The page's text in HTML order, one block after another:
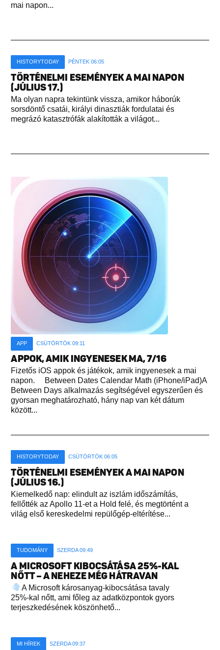
mai napon...
HISTORYTODAY PÉNTEK 06:05
TÖRTÉNELMI ESEMÉNYEK A MAI NAPON
(JÚLIUS 17.)
Ma olyan napra tekintünk vissza, amikor háborúk
sorsdöntő csatái, királyi dinasztiák fordulatai és
megrázó katasztrófák alakították a világot...
APP CSÜTÖRTÖK 09:11
APPOK, AMIK INGYENESEK MA, 7/16
Fizetős iOS appok és játékok, amik ingyenesek a mai
napon. Between Dates Calendar Math (iPhone/iPad)A
Between Days alkalmazás segítségével egyszerűen és
gyorsan meghatározható, hány nap van két dátum
között...
HISTORYTODAY CSÜTÖRTÖK 06:05
TÖRTÉNELMI ESEMÉNYEK A MAI NAPON
(JÚLIUS 16.)
Kiemelkedő nap: elindult az iszlám időszámítás,
fellőtték az Apollo 11-et a Hold felé, és megtörtént a
világ első kereskedelmi repülőgép-eltérítése...
TUDOMÁNY SZERDA 09:49
A MICROSOFT KIBOCSÁTÁSA 25%-KAL
NŐTT – A NEHEZE MÉG HÁTRAVAN
A Microsoft károsanyag-kibocsátása tavaly
25%-kal nőtt, ami főleg az adatközpontok gyors
terjeszkedésének köszönhető...
MI HÍREK SZERDA 09:37